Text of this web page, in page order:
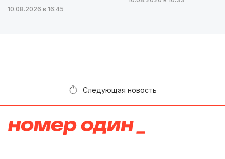
10.08.2026 в 16:45
Следующая новость